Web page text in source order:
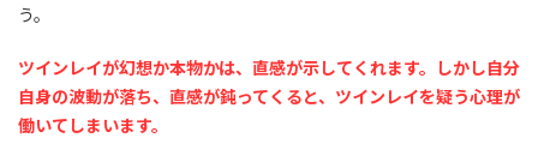
う。
ツインレイが幻想か本物かは、直感が示してくれます。しかし自分
自身の波動が落ち、直感が鈍ってくると、ツインレイを疑う心理が
働いてしまいます。